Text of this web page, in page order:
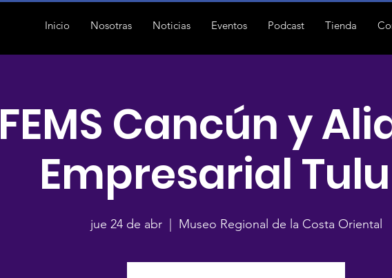
Inicio Nosotras Noticias Eventos Podcast Tienda
FEMS Cancún y
Empresarial
jue 24 de abr
  |
Museo Regional de la Costa Oriental